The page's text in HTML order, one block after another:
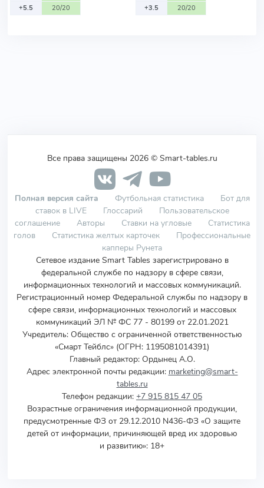
+5.5
20/20
+3.5
20/20
Все права защищены 2026 © Smart-tables.ru
Полная версия сайта Футбольная статистика
Бот для
ставок в LIVE
Глоссарий
Пользовательское
соглашение
Авторы Ставки на угловые
Статистика
голов
Статистика желтых карточек
Профессиональные
капперы Рунета
Сетевое издание Smart Tables зарегистрировано в
федеральной службе по надзору в сфере связи,
информационных технологий и массовых коммуникаций.
Регистрационный номер Федеральной службы по надзору в
сфере связи, информационных технологий и массовых
коммуникаций ЭЛ № ФС 77 - 80199 от 22.01.2021
Учредитель: Общество с ограниченной ответственностью
«Смарт Тейблс» (ОГРН: 1195081014391)
Главный редактор: Ордынец А.О.
Адрес электронной почты редакции: marketing@smart-
tables.ru
Телефон редакции: +7 915 815 47 05
Возрастные ограничения информационной продукции,
предусмотренные ФЗ от 29.12.2010 N436-ФЗ «О защите
детей от информации, причиняющей вред их здоровью
и развитию»: 18+